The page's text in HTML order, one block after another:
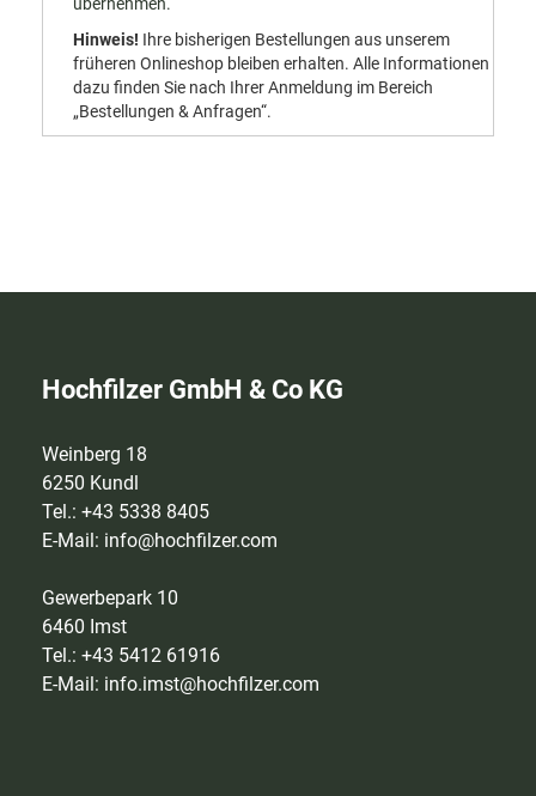
übernehmen.
Hinweis! Ihre bisherigen Bestellungen aus unserem
früheren Onlineshop bleiben erhalten. Alle Informationen
dazu finden Sie nach Ihrer Anmeldung im Bereich
„Bestellungen & Anfragen“.
Hochfilzer GmbH & Co KG
Weinberg 18
6250 Kundl
Tel.: +43 5338 8405
E-Mail: info@hochfilzer.com
Gewerbepark 10
6460 Imst
Tel.: +43 5412 61916
E-Mail: info.imst@hochfilzer.com